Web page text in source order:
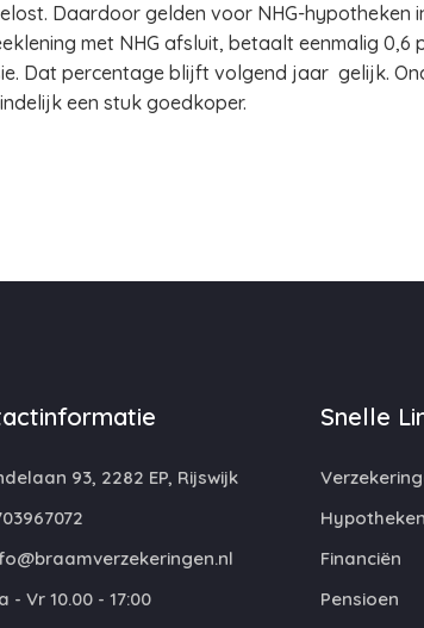
Daardoor gelden voor NHG-hypotheken
met NHG afsluit, betaalt eenmalig
Dat percentage blijft volgend jaar gelijk.
een stuk goedkoper.
93, 2282 EP, Rijswijk
- Vr 10.00 - 17:00
Snelle
Hypotheken
Financiën
Pensioen